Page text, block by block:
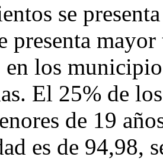
se
presenta
los
El 25% de
de 19
es de 94,98,